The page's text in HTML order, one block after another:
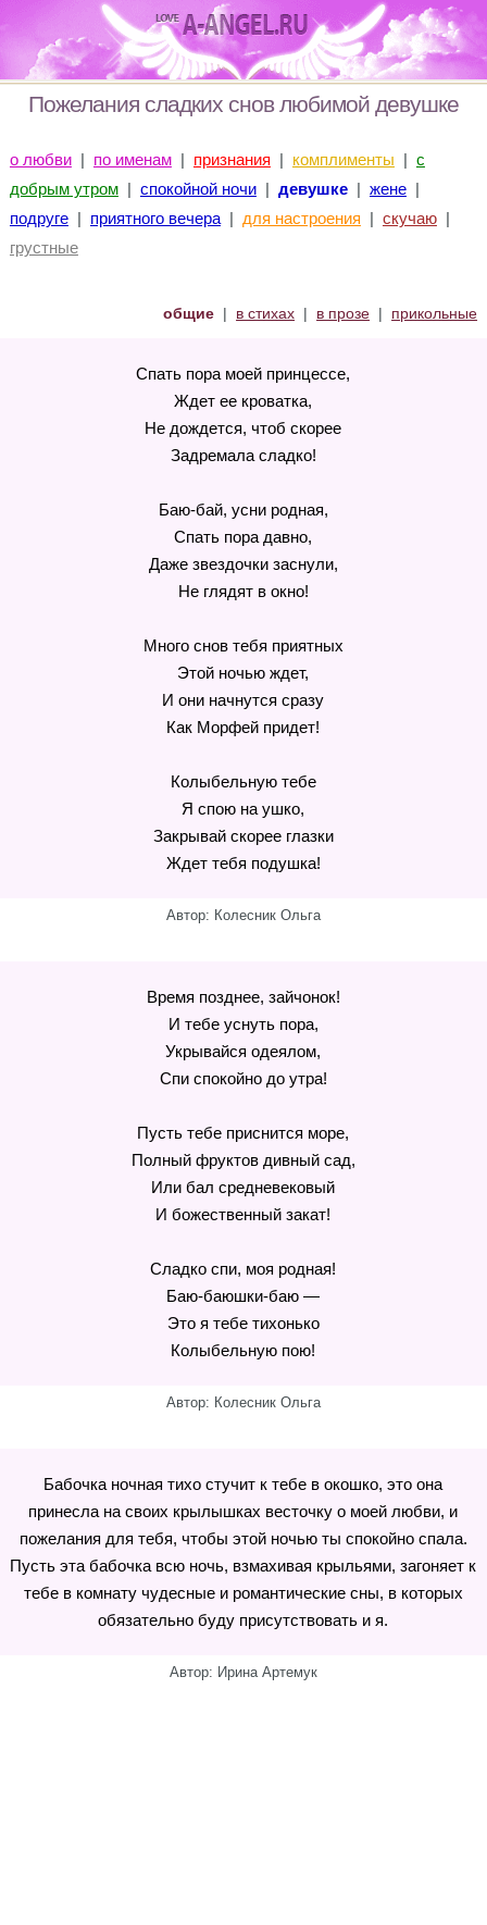
Пожелания сладких снов любимой девушке
о любви| по именам| признания | комплименты | с
добрым утром| спокойной ночи| девушке| жене|
подруге| приятного вечера| для настроения | скучаю|
грустные
общие | в стихах | в прозе | прикольные
Спать пора моей принцессе,
Ждет ее кроватка,
Не дождется, чтоб скорее
Задремала сладко!
Баю-бай, усни родная,
Спать пора давно,
Даже звездочки заснули,
Не глядят в окно!
Много снов тебя приятных
Этой ночью ждет,
И они начнутся сразу
Как Морфей придет!
Колыбельную тебе
Я спою на ушко,
Закрывай скорее глазки
Ждет тебя подушка!
Автор: Колесник Ольга
Время позднее, зайчонок!
И тебе уснуть пора,
Укрывайся одеялом,
Спи спокойно до утра!
Пусть тебе приснится море,
Полный фруктов дивный сад,
Или бал средневековый
И божественный закат!
Сладко спи, моя родная!
Баю-баюшки-баю —
Это я тебе тихонько
Колыбельную пою!
Автор: Колесник Ольга
Бабочка ночная тихо стучит к тебе в окошко, это она
принесла на своих крылышках весточку о моей любви, и
пожелания для тебя, чтобы этой ночью ты спокойно спала.
Пусть эта бабочка всю ночь, взмахивая крыльями, загоняет к
тебе в комнату чудесные и романтические сны, в которых
обязательно буду присутствовать и я.
Автор: Ирина Артемук